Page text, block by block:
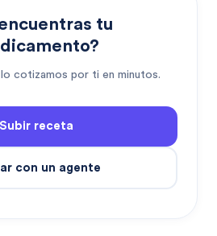
tu
cotizamos por ti en minutos.
Subir receta
con un agente